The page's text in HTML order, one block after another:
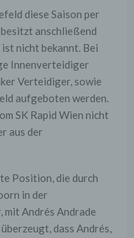
diese Saison per
anschließend
nicht bekannt. Bei
Innenverteidiger
Verteidiger, sowie
aufgeboten werden.
SK Rapid Wien nicht
aus der
Position, die durch
in der
Andrés Andrade
dass Andrés,